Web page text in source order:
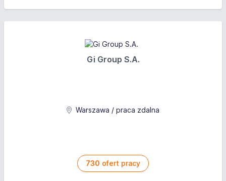
Gi Group S.A.
Warszawa / praca zdalna
730 ofert pracy